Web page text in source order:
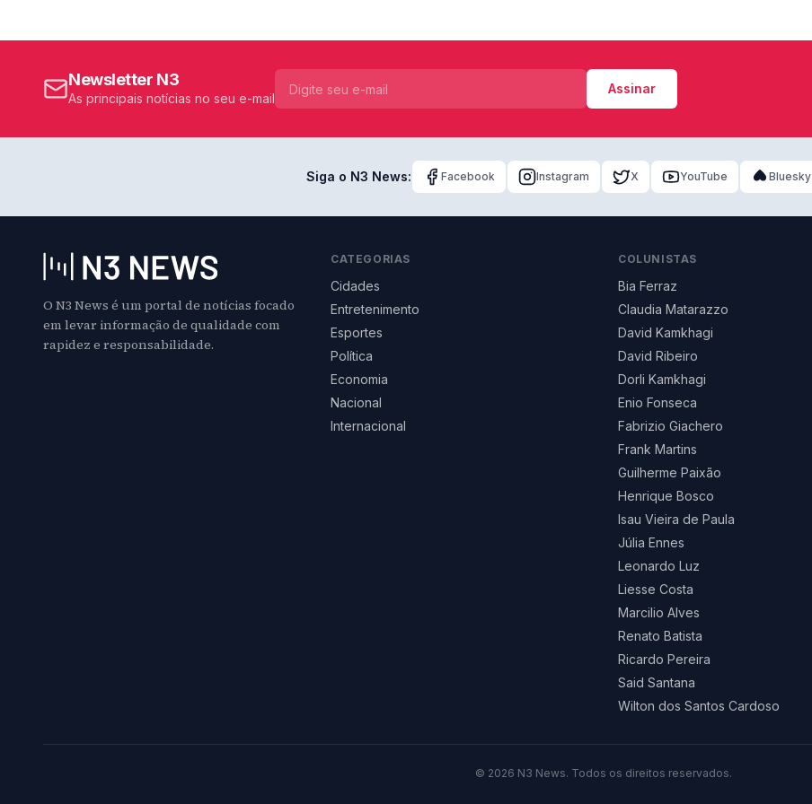
Newsletter N3
As principais notícias no seu e-mail
Assinar
Siga o N3 News: Facebook Instagram X YouTube Bluesky
O N3 News é um portal de notícias focado
em levar informação de qualidade com
rapidez e responsabilidade.
CATEGORIAS
Cidades
Entretenimento
Esportes
Política
Economia
Nacional
Internacional
COLUNISTAS
Bia Ferraz
Claudia Matarazzo
David Kamkhagi
David Ribeiro
Dorli Kamkhagi
Enio Fonseca
Fabrizio Giachero
Frank Martins
Guilherme Paixão
Henrique Bosco
Isau Vieira de Paula
Júlia Ennes
Leonardo Luz
Liesse Costa
Marcilio Alves
Renato Batista
Ricardo Pereira
Said Santana
Wilton dos Santos Cardoso
© 2026 N3 News. Todos os direitos reservados.